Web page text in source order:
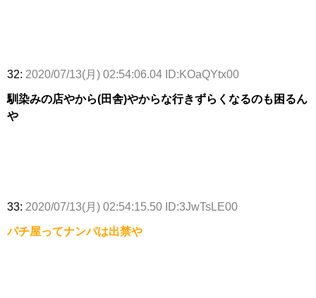
32: 2020/07/13(月) 02:54:06.04 ID:KOaQYtx00
馴染みの店やから(田舎)やからな行きずらくなるのも困るん
や
33: 2020/07/13(月) 02:54:15.50 ID:3JwTsLE00
パチ屋ってナンパは出禁や